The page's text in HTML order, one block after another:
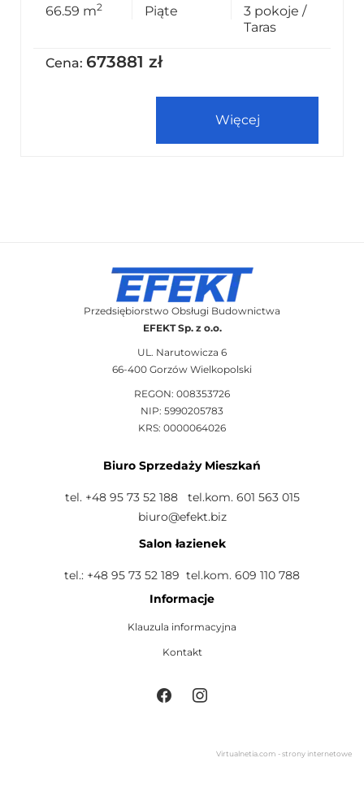
66.59 m2
Piąte
3 pokoje /
Taras
Cena: 673881 zł
Więcej
Przedsiębiorstwo Obsługi Budownictwa
EFEKT Sp. z o.o.
UL. Narutowicza 6
66-400 Gorzów Wielkopolski
REGON: 008353726
NIP: 5990205783
KRS: 0000064026
Biuro Sprzedaży Mieszkań
tel. +48 95 73 52 188 tel.kom. 601 563 015
biuro@efekt.biz
Salon łazienek
tel.: +48 95 73 52 189 tel.kom. 609 110 788
Informacje
Klauzula informacyjna
Kontakt
Virtualnetia.com - strony internetowe